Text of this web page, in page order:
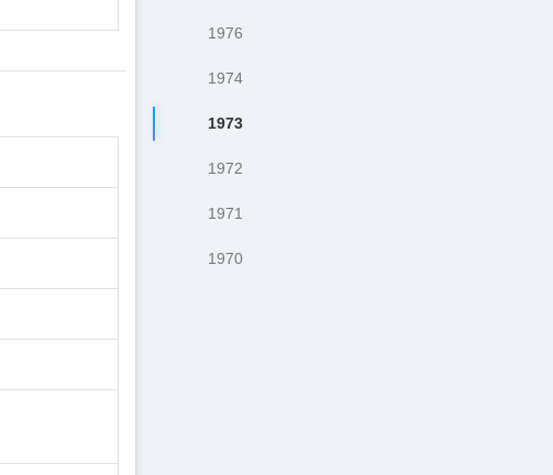
1976
1974
1973
1972
1971
1970